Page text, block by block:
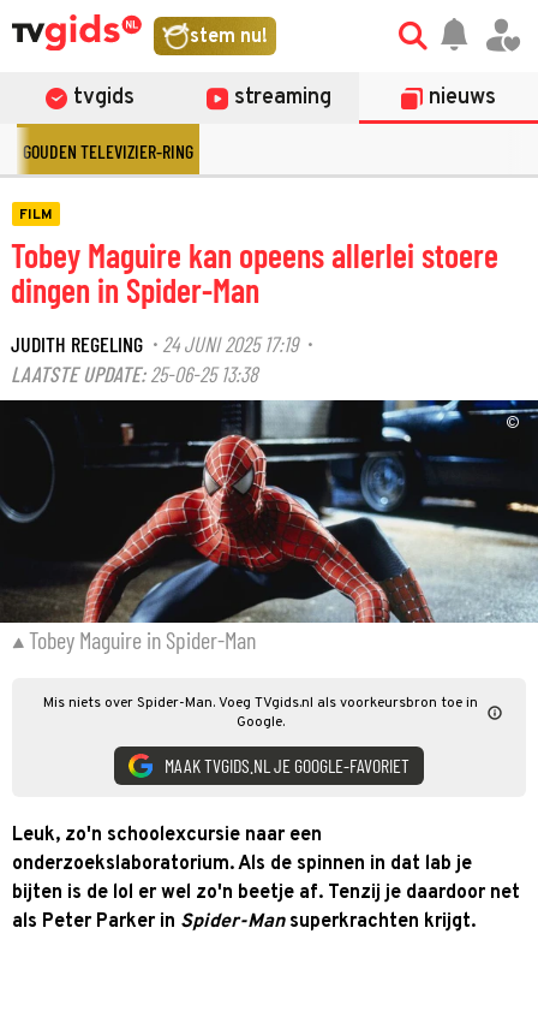
stem nu!
tvgids streaming nieuws
GOUDEN TELEVIZIER-RING
FILM
Tobey Maguire kan opeens allerlei stoere
dingen in Spider-Man
JUDITH REGELING · 24 JUNI 2025 17:19·
LAATSTE UPDATE: 25-06-25 13:38
©
Tobey Maguire in Spider-Man
Mis niets over Spider-Man. Voeg TVgids.nl als voorkeursbron toe in
Google.
MAAK TVGIDS.NL JE GOOGLE-FAVORIET
Leuk, zo'n schoolexcursie naar een
onderzoekslaboratorium. Als de spinnen in dat lab je
bijten is de lol er wel zo'n beetje af. Tenzij je daardoor net
als Peter Parker in Spider-Mansuperkrachten krijgt.